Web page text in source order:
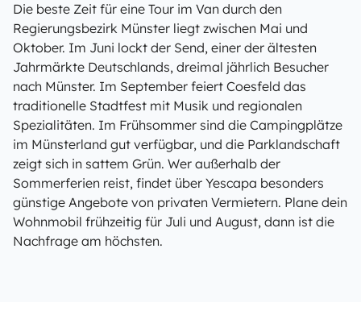
Die beste Zeit für eine Tour im Van durch den
Regierungsbezirk Münster liegt zwischen Mai und
Oktober. Im Juni lockt der Send, einer der ältesten
Jahrmärkte Deutschlands, dreimal jährlich Besucher
nach Münster. Im September feiert Coesfeld das
traditionelle Stadtfest mit Musik und regionalen
Spezialitäten. Im Frühsommer sind die Campingplätze
im Münsterland gut verfügbar, und die Parklandschaft
zeigt sich in sattem Grün. Wer außerhalb der
Sommerferien reist, findet über Yescapa besonders
günstige Angebote von privaten Vermietern. Plane dein
Wohnmobil frühzeitig für Juli und August, dann ist die
Nachfrage am höchsten.